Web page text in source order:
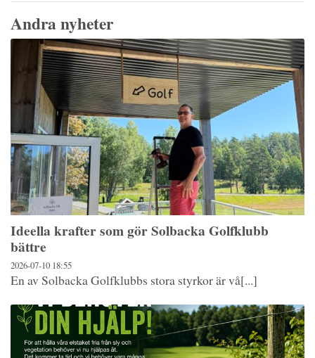
Andra nyheter
Ideella krafter som gör Solbacka Golfklubb
bättre
2026-07-10 18:55
En av Solbacka Golfklubbs stora styrkor är vå[...]